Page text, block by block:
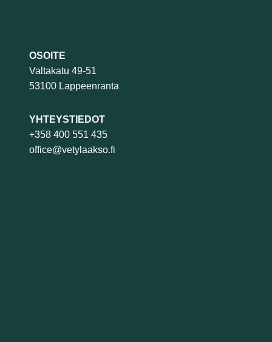
OSOITE
Valtakatu 49-51
53100 Lappeenranta
YHTEYSTIEDOT
+358 400 551 435
office@vetylaakso.fi